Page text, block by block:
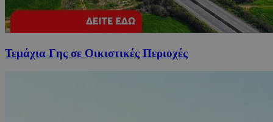
Τεμάχια Γης σε Οικιστικές Περιοχές